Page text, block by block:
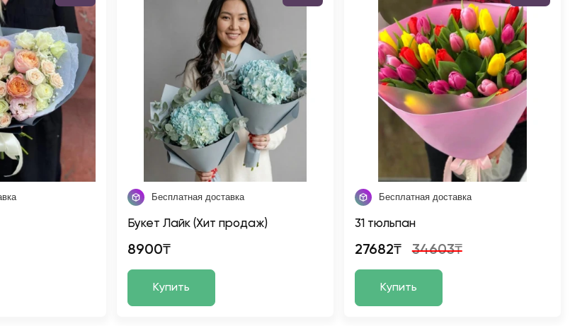
Бесплатная доставка
Букет Лайк (Хит продаж)
8900₸
Купить
Бесплатная доставка
31 тюльпан
27682₸ 34603₸
Купить